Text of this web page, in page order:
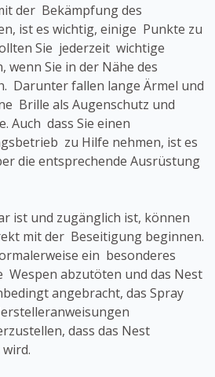
der Bekämpfung des
ist es wichtig, einige Punkte zu
Sie jederzeit wichtige
wenn Sie in der Nähe des
Darunter fallen lange Ärmel und
Brille als Augenschutz und
Auch dass Sie einen
zu Hilfe nehmen, ist es
die entsprechende Ausrüstung
ist und zugänglich ist, können
mit der Beseitigung beginnen.
ein besonderes
Wespen abzutöten und das Nest
angebracht, das Spray
dass das Nest